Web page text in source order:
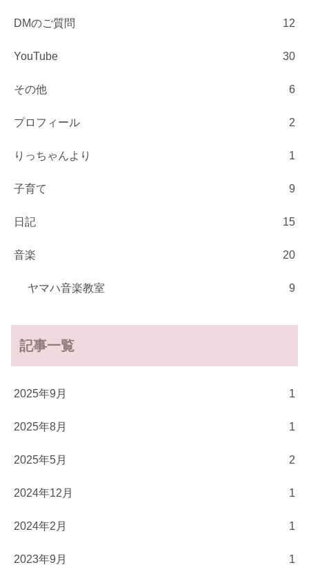
DMのご質問 12
YouTube 30
その他 6
プロフィール 2
りっちゃんより 1
子育て 9
日記 15
音楽 20
ヤマハ音楽教室 9
記事一覧
2025年9月 1
2025年8月 1
2025年5月 2
2024年12月 1
2024年2月 1
2023年9月 1